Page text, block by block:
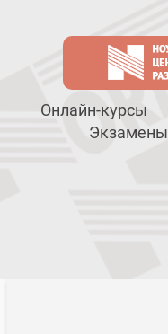
Онлайн-курсы
Экзамены